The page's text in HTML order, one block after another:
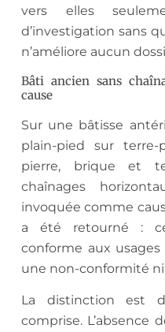
vers elles
d’investigation sans
n’améliore aucun
Bâti ancien sans
cause
Sur une bâtisse
plain-pied sur
pierre, brique et
chaînages
invoquée comme
a été retourné :
conforme aux
une non-conformité
La distinction est
comprise. L’absence